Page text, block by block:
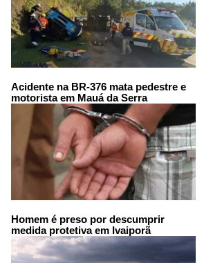
Acidente na BR-376 mata pedestre e
motorista em Mauá da Serra
Homem é preso por descumprir
medida protetiva em Ivaiporã